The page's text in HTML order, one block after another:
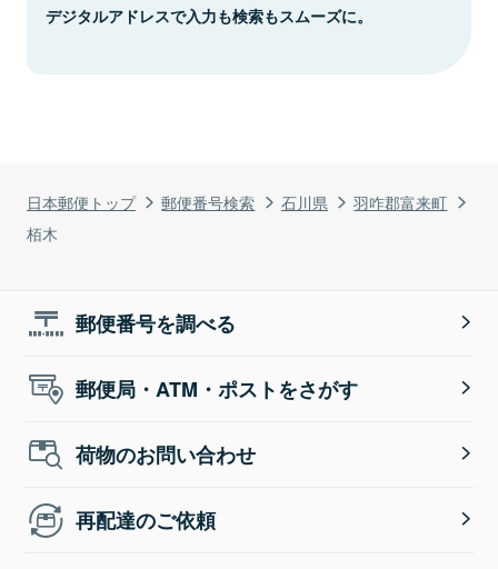
日本郵便トップ 郵便番号検索 石川県
羽咋郡富来町
栢木
デジタルアドレスで入力も検索もスムーズに。
郵便番号を調べる
郵便局・ATM・ポストをさがす
荷物のお問い合わせ
再配達のご依頼